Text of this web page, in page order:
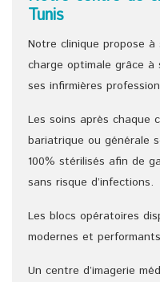
Tunis
Notre clinique propose
charge optimale grâce à
ses infirmières
Les soins après chaque
bariatrique ou générale
100% stérilisés afin de
sans risque d’infections.
Les blocs opératoires
modernes et
Un centre d’imagerie